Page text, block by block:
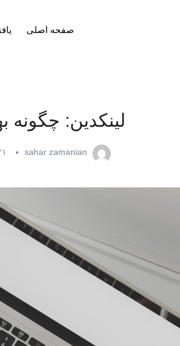
صفحه اصلی
لینکدین: چگونه
sahar zamanian ۲۱